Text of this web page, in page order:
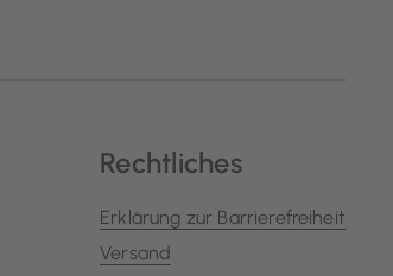
Rechtliches
Erklärung zur Barrierefreiheit
Versand